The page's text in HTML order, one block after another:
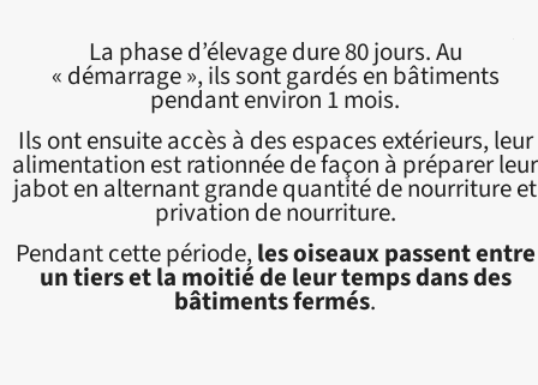
La phase d’élevage dure 80 jours. Au
« démarrage », ils sont gardés en bâtiments
pendant environ 1 mois.
Ils ont ensuite accès à des espaces extérieurs, leur
alimentation est rationnée de façon à préparer leur
jabot en alternant grande quantité de nourriture et
privation de nourriture.
Pendant cette période,les oiseaux passent entre
un tiers et la moitié de leur temps dans des
bâtiments fermés.